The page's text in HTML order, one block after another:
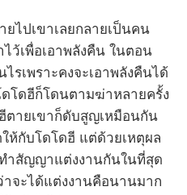
ยไปเขาเลยกลายเป็นคน
ว้เพื่อเอาพลังคืน ในตอน
รเพราะคงจะเอาพลังคืนได้
โดฮีก็โดนตามฆ่าหลายครั้ง
ตายเขาก็ดับสูญเหมือนกัน
ห้กับโดโดฮี แต่ด้วยเหตุผล
ำสัญญาแต่งงานกันในที่สุด
จะได้แต่งงานคือนานมาก